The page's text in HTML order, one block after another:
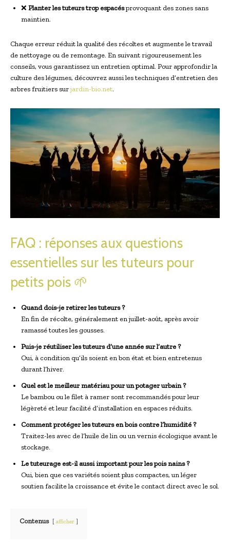
❌ Planter les tuteurs trop espacésprovoquant des zones sans
maintien.
Chaque erreur réduit la qualité des récoltes et augmente le travail
de nettoyage ou de remontage. En suivant rigoureusement les
conseils, vous garantissez un entretien optimal. Pour approfondir la
culture des légumes, découvrez aussi les techniques d’entretien des
arbres fruitiers surjardin-bio.net.
FAQ : réponses aux questions
essentielles sur les tuteurs pour
petits pois 🌱
Quand dois-je retirer les tuteurs ?
En fin de récolte, généralement en juillet-août, après avoir
ramassé toutes les gousses.
Puis-je réutiliser les tuteurs d’une année sur l’autre ?
Oui, à condition qu’ils soient en bon état et bien entretenus
durant l’hiver.
Quel est le meilleur matériau pour un potager urbain ?
Le bambou ou le filet à ramer sont recommandés pour leur
légèreté et leur facilité d’installation en espaces réduits.
Comment protéger les tuteurs en bois contre l’humidité ?
Traitez-les avec de l’huile de lin ou un vernis écologique avant le
stockage.
Le tuteurage est-il aussi important pour les pois nains ?
Oui, bien que ces variétés soient plus compactes, un léger
soutien facilite la croissance et évite le contact direct avec le sol.
Contenus afficher